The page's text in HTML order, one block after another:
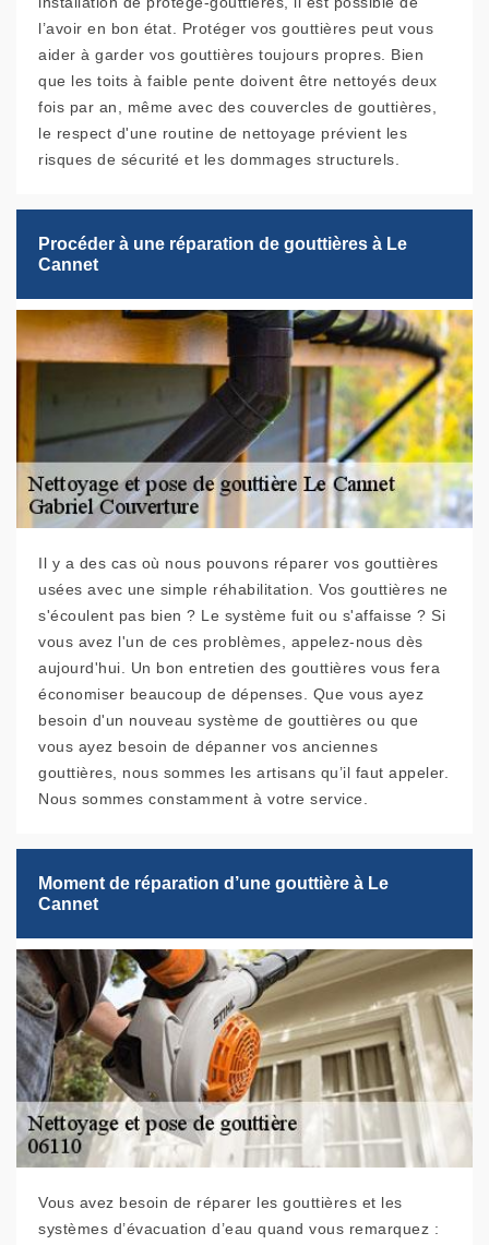
l’avoir en bon état. Protéger vos gouttières peut vous
aider à garder vos gouttières toujours propres. Bien
que les toits à faible pente doivent être nettoyés deux
fois par an, même avec des couvercles de gouttières,
le respect d'une routine de nettoyage prévient les
risques de sécurité et les dommages structurels.
Procéder à une réparation de gouttières à Le
Cannet
Il y a des cas où nous pouvons réparer vos gouttières
usées avec une simple réhabilitation. Vos gouttières ne
s'écoulent pas bien ? Le système fuit ou s'affaisse ? Si
vous avez l'un de ces problèmes, appelez-nous dès
aujourd'hui. Un bon entretien des gouttières vous fera
économiser beaucoup de dépenses. Que vous ayez
besoin d'un nouveau système de gouttières ou que
vous ayez besoin de dépanner vos anciennes
gouttières, nous sommes les artisans qu’il faut appeler.
Nous sommes constamment à votre service.
Moment de réparation d’une gouttière à Le
Cannet
Vous avez besoin de réparer les gouttières et les
systèmes d’évacuation d’eau quand vous remarquez :